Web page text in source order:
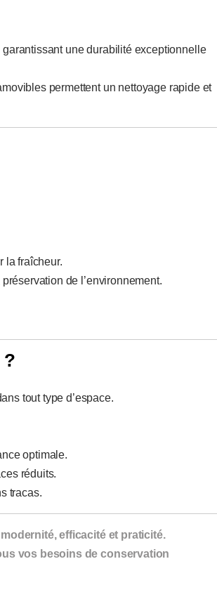
une durabilité exceptionnelle
permettent un nettoyage rapide et
la fraîcheur.
de l’environnement.
?
tout type d’espace.
optimale.
réduits.
tracas.
efficacité et praticité.
vos besoins de conservation